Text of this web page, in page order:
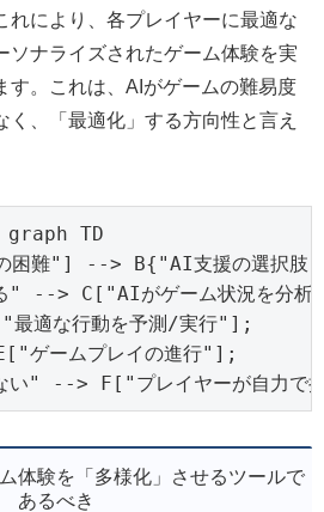
れにより、各プレイヤーに最適な
ソナライズされたゲーム体験を実
す。これは、AIがゲームの難易度
く、「最適化」する方向性と言え
graph TD
困難"] --> B{"AI支援の選択肢
--> C["AIがゲーム状況を分析
適な行動を予測/実行"];
ゲームプレイの進行"];
" --> F["プレイヤーが自力で
体験を「多様化」させるツールで
あるべき